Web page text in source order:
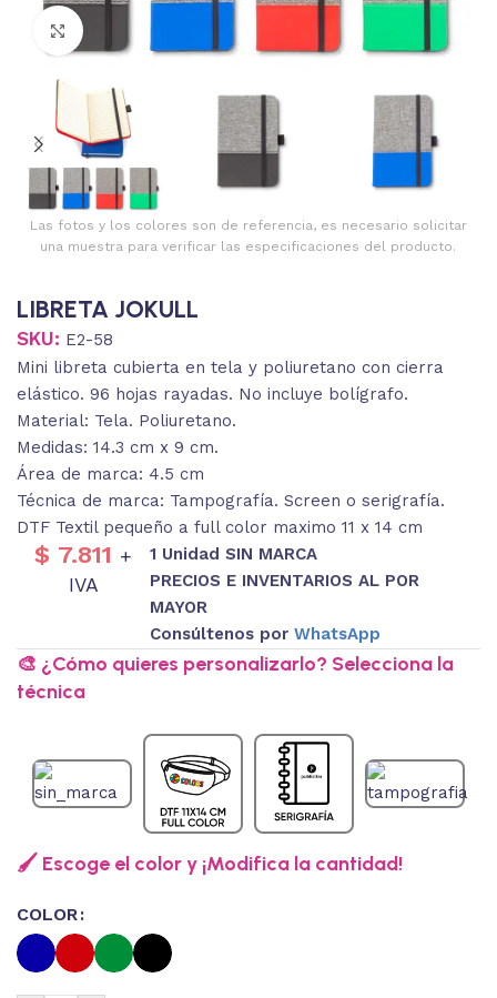
Clic para ampliar
Las fotos y los colores son de referencia, es necesario solicitar
una muestra para verificar las especificaciones del producto.
LIBRETA JOKULL
SKU: E2-58
Mini libreta cubierta en tela y poliuretano con cierra
elástico. 96 hojas rayadas. No incluye bolígrafo.
Material: Tela. Poliuretano.
Medidas: 14.3 cm x 9 cm.
Área de marca: 4.5 cm
Técnica de marca: Tampografía. Screen o serigrafía.
DTF Textil pequeño a full color maximo 11 x 14 cm
$ 7.811 +
IVA
1 Unidad SIN MARCA
PRECIOS E INVENTARIOS AL POR
MAYOR
Consúltenos porWhatsApp
🎨 ¿Cómo quieres personalizarlo? Selecciona la
técnica
🖌️ Escoge el color y ¡Modifica la cantidad!
COLOR